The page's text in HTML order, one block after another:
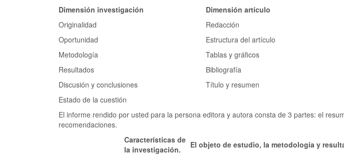
Dimensión investigación
Dimensión artículo
Originalidad
Redacción
Oportunidad
Estructura del artículo
Metodología
Tablas y gráficos
Resultados
Bibliografía
Discusión y conclusiones
Título y resumen
Estado de la cuestión
El informe rendido por usted para la persona editora y autora consta de 3 partes: el
recomendaciones.
Características de
la investigación.
El objeto de estudio, la metodología y